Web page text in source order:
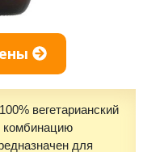
100% вегетарианский
комбинацию
для